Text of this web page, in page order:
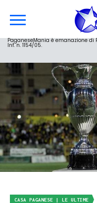
PaganeseMania è emanazione di
Inf. n. 1154/05.
CASA PAGANESE | LE ULTIME